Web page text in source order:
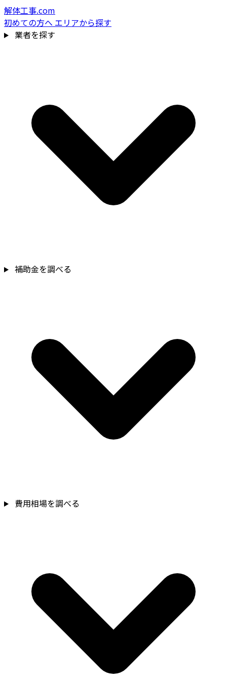
解体工事.com
初めての方へ エリアから探す
業者を探す
補助金を調べる
費用相場を調べる